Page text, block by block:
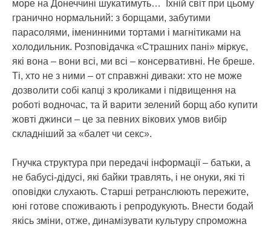
море на Донеччині шукатимуть… Їхній світ при цьому
гранично нормальний: з борщами, забутими
парасолями, іменинними тортами і магнітиками на
холодильник. Розповідачка «Страшних пані» міркує,
які вона – вони всі, ми всі – консервативні. Не бреше.
Ті, хто не з ними – от справжні диваки: хто не може
дозволити собі капці з кроликами і підвищення на
роботі водночас, та й варити зелений борщ або купити
жовті джинси – це за певних вікових умов вибір
складніший за «балет чи секс».
Гнучка структура при передачі інформації – батьки, а
не бабусі-дідусі, які байки травлять, і не онуки, які ті
оповідки слухають. Старші ретранслюють пережите,
юні готове споживають і репродукують. Внести бодай
якісь зміни, отже, динамізувати культуру спроможна